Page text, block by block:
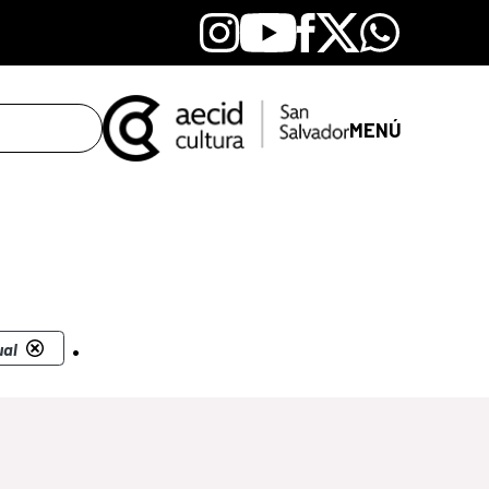
Instagram
YoutubeFacebook
X Whatsapp
MENÚ
.